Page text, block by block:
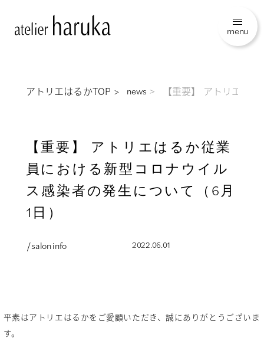
menu
アトリエはるかTOP news 【重要】 アトリエは
【重要】 アトリエはるか従業
員における新型コロナウイル
ス感染者の発生について（6月
1日）
/ salon info 2022.06.01
平素はアトリエはるかをご愛顧いただき、誠にありがとうございま
す。